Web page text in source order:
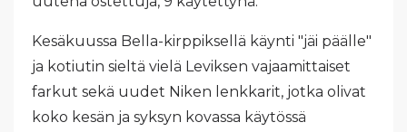
Kesäkuussa Bella-kirppiksellä käynti "jäi päälle"
ja kotiutin sieltä vielä Leviksen vajaamittaiset
farkut sekä uudet Niken lenkkarit, jotka olivat
koko kesän ja syksyn kovassa käytössä